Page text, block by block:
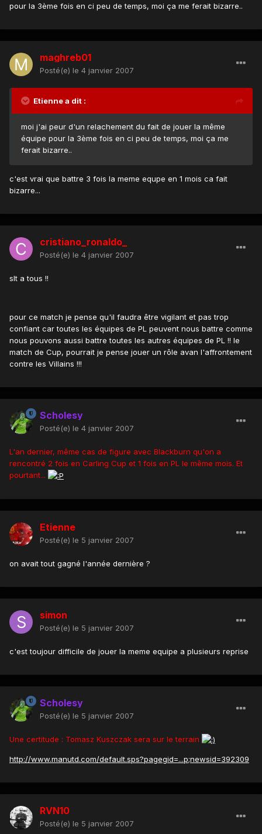
pour la 3ème fois en ci peu de temps, moi ça me ferait bizarre..
maghreb01
Posté(e) le 4 janvier 2007
Etienne a dit :
moi j'ai peur d'un relachement du fait de jouer la même
équipe pour la 3ème fois en ci peu de temps, moi ça me
ferait bizarre..
c'est vrai que battre 3 fois la meme equpe en 1 mois ca fait
bizarre...
cristiano_ronaldo_
Posté(e) le 4 janvier 2007
slt a tous !!
pour ce match je pense qu'il faudra être vigilant et pas trop
confiant car toutes les équipes de PL peuvent nous battre comme
nous pouvons aussi battre toutes les autres équipes de PL !! le
match de Cup, pourrait je pense jouer un rôle avan l'affrontement
contre les Villains !!!
Scholesy
Posté(e) le 4 janvier 2007
L'an dernier, même cas de figure avec Blackburn qu'on a
rencontré 2 fois en Carling Cup et 1 fois en PL le même mois. Et
pourtant...
Etienne
Posté(e) le 5 janvier 2007
on avait tout gagné l'année dernière ?
simon
Posté(e) le 5 janvier 2007
c'est toujour difficile de jouer la meme equipe a plusieurs reprise
Scholesy
Posté(e) le 5 janvier 2007
Une certitude : Tomasz Kuszczak sera sur le terrain
http://www.manutd.com/default.sps?pagegid=...p;newsid=392309
RVN10
Posté(e) le 5 janvier 2007